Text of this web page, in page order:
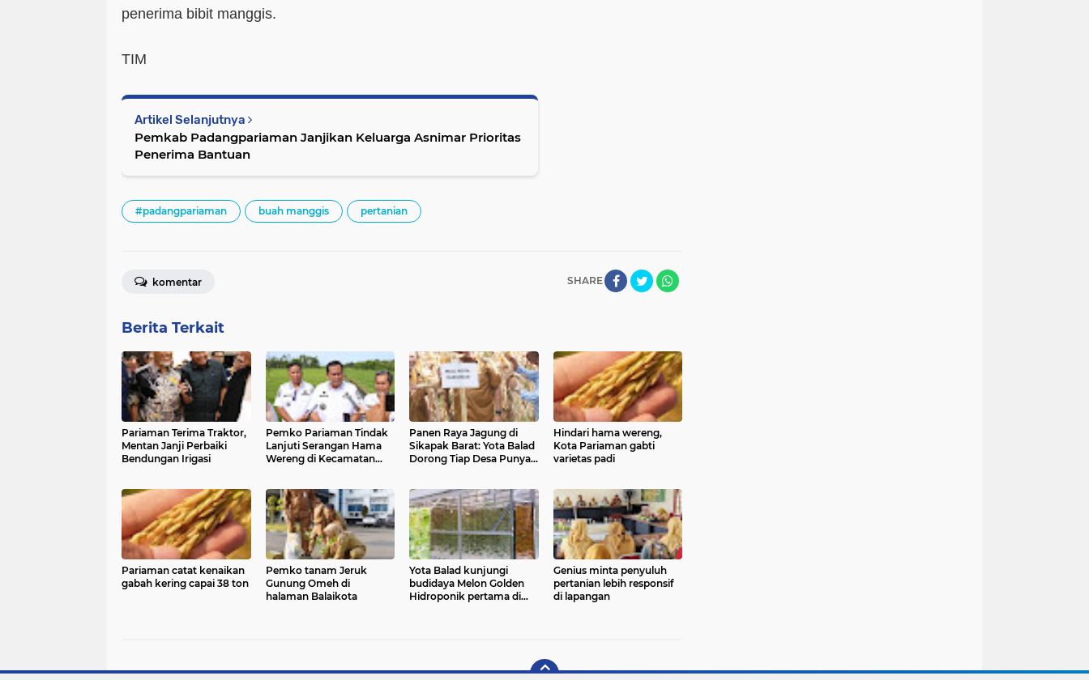
penerima bibit manggis.
TIM
Artikel Selanjutnya
Pemkab Padangpariaman Janjikan Keluarga Asnimar Prioritas
Penerima Bantuan
#padangpariaman buah manggis pertanian
SHARE
komentar
Berita Terkait
Pariaman Terima Traktor,
Mentan Janji Perbaiki
Bendungan Irigasi
Pemko Pariaman Tindak
Lanjuti Serangan Hama
Wereng di Kecamatan
Panen Raya Jagung di
Sikapak Barat: Yota Balad
Dorong Tiap Desa Punya
Hindari hama wereng,
Kota Pariaman gabti
varietas padi
Pariaman catat kenaikan
gabah kering capai 38 ton
Pemko tanam Jeruk
Gunung Omeh di
halaman Balaikota
Yota Balad kunjungi
budidaya Melon Golden
Hidroponik pertama di
Genius minta penyuluh
pertanian lebih responsif
di lapangan